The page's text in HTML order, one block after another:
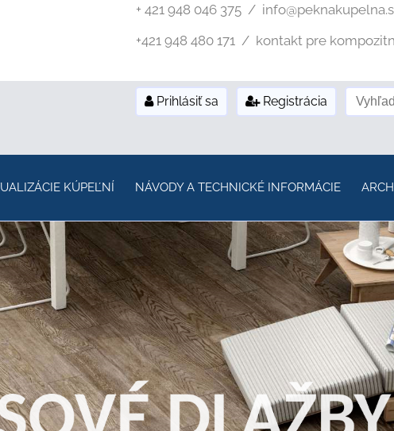
+ 421 948 046 375 /
+421 948 480 171 / kontakt pre
Prihlásiť sa Registrácia
KÚPEĽNÍ NÁVODY A TECHNICKÉ INFORMÁCIE